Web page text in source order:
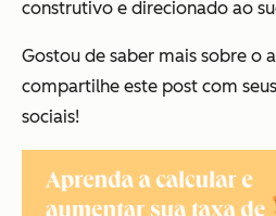
construtivo e direcionado ao
Gostou de saber mais sobre o
compartilhe este post com
sociais!